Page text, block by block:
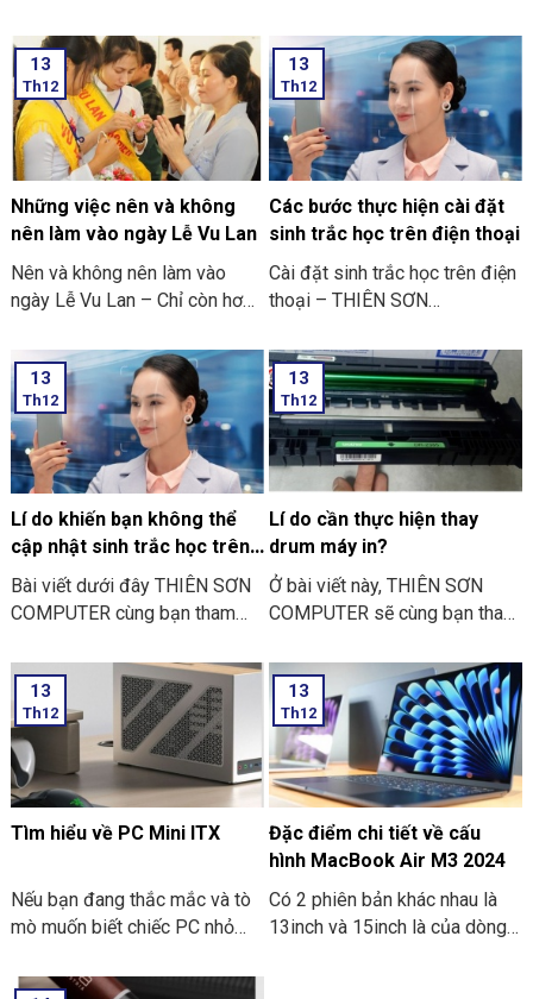
đồng người yêu thích các trò
chơi điện tử ở trên điện thoại
di động.
13
Th12
Những việc nên và không
nên làm vào ngày Lễ Vu Lan
Nên và không nên làm vào
ngày Lễ Vu Lan – Chỉ còn hơn
ngày Vu Lan báo hiếu rồi.
THIÊN SƠN COMPUTER chia
sẻ với bạn về những việc nên
và không nên làm ngày Lễ Vu
Lan nhé.
13
Th12
Các bước thực hiện cài đặt
sinh trắc học trên điện thoại
Cài đặt sinh trắc học trên điện
thoại – THIÊN SƠN
khảo “các bước thực hiện cài
đặt sinh trắc học trên điện
thoại” nhé
13
Th12
Lí do khiến bạn không thể
cập nhật sinh trắc học trên
ứng dụng ngân hàng
Bài viết dưới đây THIÊN SƠN
COMPUTER cùng bạn tham
không thể cập nhật sinh trắc
học trên ứng dụng ngân hàng
thường gặp nhé:
13
Th12
Lí do cần thực hiện thay
drum máy in?
Ở bài viết này, THIÊN SƠN
COMPUTER sẽ cùng bạn tham
drum máy in là như thế nào
nhé?
13
Th12
Tìm hiểu về PC Mini ITX
Nếu bạn đang thắc mắc và tò
mò muốn biết chiếc PC nhỏ
nhiều nơi thì PC Mini ITX có
13
Th12
Đặc điểm chi tiết về cấu
hình MacBook Air M3 2024
Có 2 phiên bản khác nhau là
13inch và 15inch là của dòng